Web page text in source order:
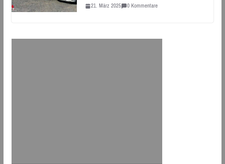
21. März 2025 0 Kommentare